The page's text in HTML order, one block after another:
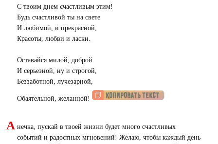
С твоим днем счастливым этим!
Будь счастливой ты на свете
И любимой, и прекрасной,
Красоты, любви и ласки.
Оставайся милой, доброй
И серьезной, ну и строгой,
Беззаботной, лучезарной,
Обаятельной, желанной!
А нечка, пускай в твоей жизни будет много счастливых
событий и радостных мгновений! Желаю, чтобы каждый день